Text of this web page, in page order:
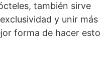
también sirve
y unir más
forma de hacer esto